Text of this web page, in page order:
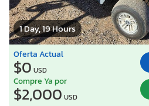
1 Day, 19 Hours
Oferta Actual
$0 USD
Compre Ya por
$2,000 USD